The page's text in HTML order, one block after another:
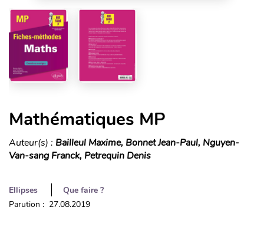
Mathématiques MP
Auteur(s) : Bailleul Maxime, Bonnet Jean-Paul, Nguyen-
Van-sang Franck, Petrequin Denis
Ellipses
Que faire ?
Parution : 27.08.2019